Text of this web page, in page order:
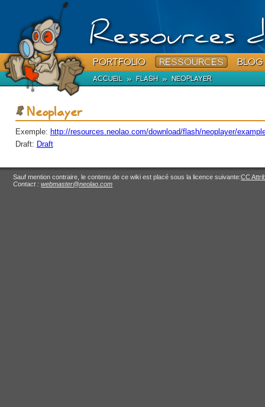
Ressources
PORTFOLIO RESSOURCES BLOG
ACCUEIL » FLASH » NEOPLAYER
Neoplayer
Exemple: http://resources.neolao.com/download/flash/neoplayer/
Draft: Draft
Sauf mention contraire, le contenu de ce wiki est placé sous la licence suivante:CC
Contact :webmaster@neolao.com